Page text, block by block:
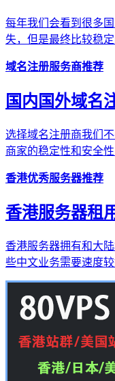
每年我们会看到很多
失，但是最终比较稳
域名注册服务商推荐
国内国外域名
选择域名注册商我们
商家的稳定性和安全
香港优秀服务器推荐
香港服务器租
香港服务器拥有和大
些中文业务需要速度